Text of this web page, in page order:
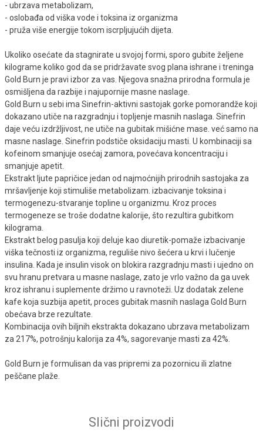
- ubrzava metabolizam,
- oslobađa od viška vode i toksina iz organizma
- pruža više energije tokom iscrpljujućih dijeta.
Ukoliko osećate da stagnirate u svojoj formi, sporo gubite željene
kilograme koliko god da se pridržavate svog plana ishrane i treninga
Gold Burn je pravi izbor za vas. Njegova snažna prirodna formula je
osmišljena da razbije i najupornije masne naslage.
Gold Burn u sebi ima Sinefrin-aktivni sastojak gorke pomorandže koji
dokazano utiče na razgradnju i topljenje masnih naslaga. Sinefrin
daje veću izdržljivost, ne utiče na gubitak mišićne mase. već samo na
masne naslage. Sinefrin podstiče oksidaciju masti. U kombinaciji sa
kofeinom smanjuje osećaj zamora, povećava koncentraciju i
smanjuje apetit.
Ekstrakt ljute papričice jedan od najmoćnijih prirodnih sastojaka za
mršavljenje koji stimuliše metabolizam. izbacivanje toksina i
termogenezu-stvaranje topline u organizmu. Kroz proces
termogeneze se troše dodatne kalorije, što rezultira gubitkom
kilograma.
Ekstrakt belog pasulja koji deluje kao diuretik-pomaže izbacivanje
viška tečnosti iz organizma, reguliše nivo šećera u krvi i lučenje
insulina. Kada je insulin visok on blokira razgradnju masti i ujedno on
svu hranu pretvara u masne naslage, zato je vrlo važno da ga uvek
kroz ishranu i suplemente držimo u ravnoteži. Uz dodatak zelene
kafe koja suzbija apetit, proces gubitak masnih naslaga Gold Burn
obećava brze rezultate.
Kombinacija ovih biljnih ekstrakta dokazano ubrzava metabolizam
za 217%, potrošnju kalorija za 4%, sagorevanje masti za 42%.
Gold Burn je formulisan da vas pripremi za pozornicu ili zlatne
peščane plaže.
Slični proizvodi